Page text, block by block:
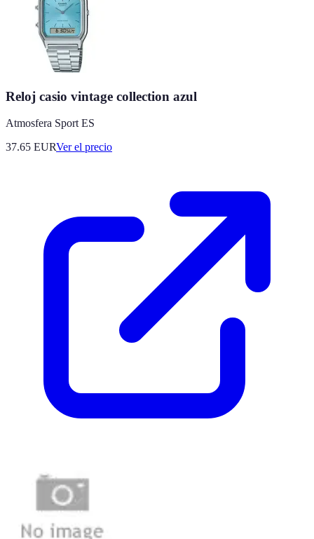
Reloj casio vintage collection azul
Atmosfera Sport ES
37.65 EURVer el precio